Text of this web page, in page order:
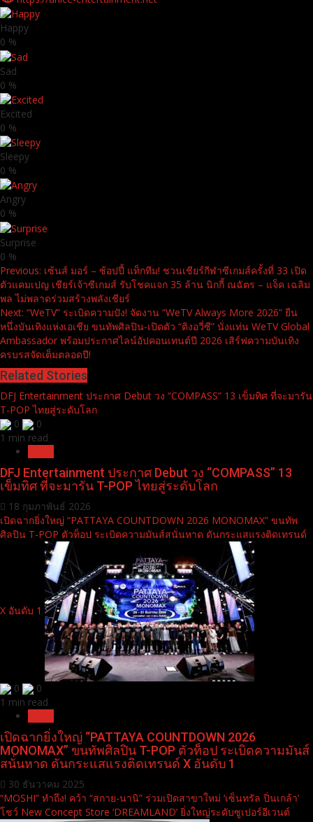
Happy
0 %
Sad
0 %
Excited
0 %
Sleepy
0 %
Angry
0 %
Surprise
0 %
Continue
Reading
Previous: เซ้นส์ มอร์ – ช้อปปี้ แท็กทีม! ชวนเชียร์กีฬาซีเกมส์ครั้งที่ 33 เปิด
ตัวแคมเปญ เชียร์เจ้าซีเกมส์ รับโชคแจก 35 ล้าน นิกกี้ ณฉัตร – แจ็ค เฉลิม
พล ไม่พลาดร่วมสร้างพลังเชียร์
Next: “WeTV” ระเบิดความปัง! จัดงาน “WeTV Always More 2026” ยืน
หนึ่งบันเทิงแห่งเอเชีย ขนทัพศิลปิน-เปิดตัว “ติงอวี่ซี” นั่งแท่น WeTV Global
Ambassador พร้อมประกาศไลน์อัปคอนเทนต์ปี 2026 เสิร์ฟความบันเทิง
ครบรสจัดเต็มตลอดปี!
Related Stories
DFJ Entertainment ประกาศ Debut วง “COMPASS” 13 เข็มทิศ ที่จะมารัน
T-POP ไทยสู่ระดับโลก
0
0
1 min read
DFJ Entertainment ประกาศ Debut วง “COMPASS” 13
เข็มทิศ ที่จะมารัน T-POP ไทยสู่ระดับโลก
18 กุมภาพันธ์ 2026
เปิดฉากยิ่งใหญ่ “PATTAYA COUNTDOWN 2026 MONOMAX” ขนทัพ
ศิลปิน T-POP ตัวท็อป ระเบิดความมันส์สนั่นหาด ดันกระแสแรงติดเทรนด์
X อันดับ 1
0
0
1 min read
เปิดฉากยิ่งใหญ่ “PATTAYA COUNTDOWN 2026
MONOMAX” ขนทัพศิลปิน T-POP ตัวท็อป ระเบิดความมันส์
สนั่นหาด ดันกระแสแรงติดเทรนด์ X อันดับ 1
30 ธันวาคม 2025
“MOSHI” ทำถึง! คว้า “สกาย-นานิ” ร่วมเปิดสาขาใหม่ ‘เซ็นทรัล ปิ่นเกล้า’
โชว์ New Concept Store ‘DREAMLAND’ ยิ่งใหญ่ระดับซูเปอร์อีเวนต์